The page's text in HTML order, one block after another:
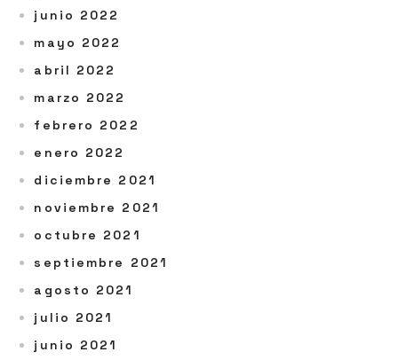
junio 2022
mayo 2022
abril 2022
marzo 2022
febrero 2022
enero 2022
diciembre 2021
noviembre 2021
octubre 2021
septiembre 2021
agosto 2021
julio 2021
junio 2021